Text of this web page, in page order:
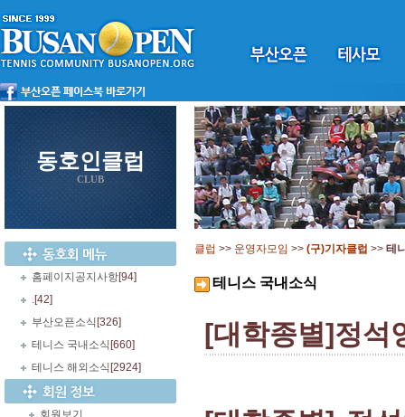
동호인클럽
CLUB
홈페이지공지사항[94]
.[42]
부산오픈소식 [326]
테니스 국내소식 [660]
테니스 해외소식 [2924]
회원보기
클럽 >> 운영자모임 >> (구)기자클럽 >> 테
테니스 국내소식
[대학종별]정석